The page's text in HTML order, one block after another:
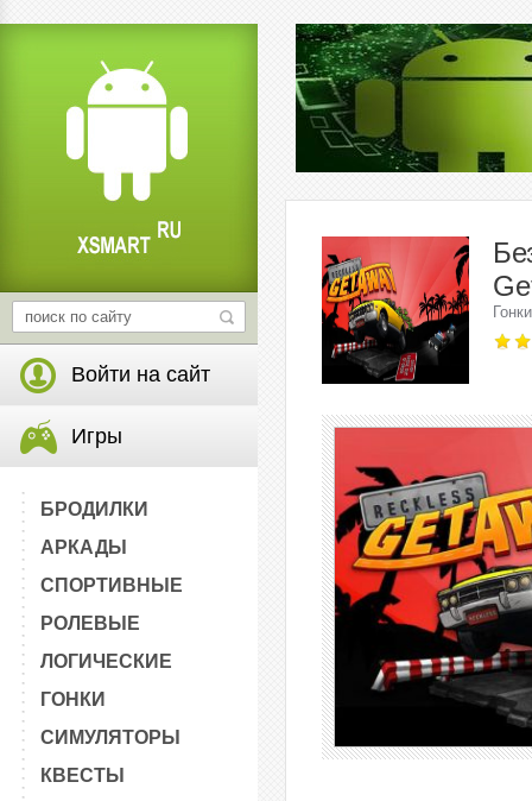
Войти на сайт
Игры
БРОДИЛКИ
АРКАДЫ
СПОРТИВНЫЕ
РОЛЕВЫЕ
ЛОГИЧЕСКИЕ
ГОНКИ
СИМУЛЯТОРЫ
КВЕСТЫ
Гонки